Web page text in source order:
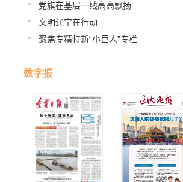
党旗在基层一线高高飘扬
文明辽宁在行动
聚焦专精特新“小巨人”专栏
数字报